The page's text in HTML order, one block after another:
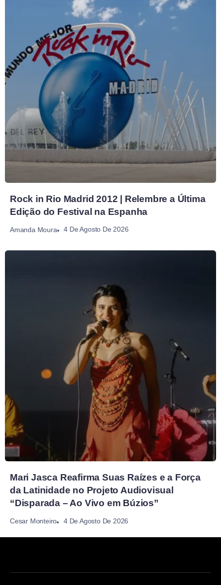
Rock in Rio Madrid 2012 | Relembre a Última
Edição do Festival na Espanha
Amanda Moura 4 De Agosto De 2026
Mari Jasca Reafirma Suas Raízes e a Força
da Latinidade no Projeto Audiovisual
“Disparada – Ao Vivo em Búzios”
Cesar Monteiro 4 De Agosto De 2026